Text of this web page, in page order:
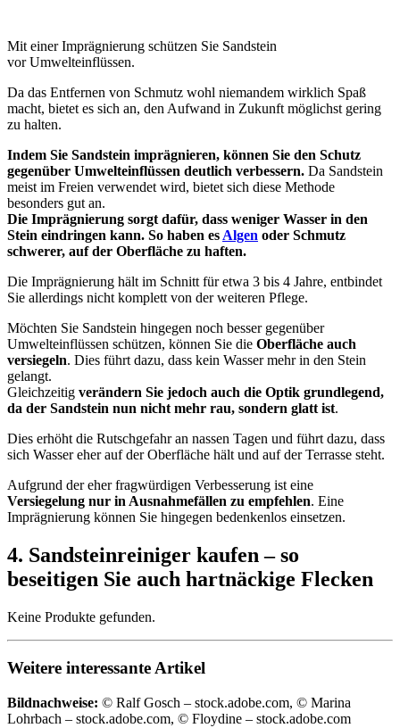
Mit einer Imprägnierung schützen Sie Sandstein
vor Umwelteinflüssen.
Da das Entfernen von Schmutz wohl niemandem wirklich Spaß
macht, bietet es sich an, den Aufwand in Zukunft möglichst gering
zu halten.
Indem Sie Sandstein imprägnieren, können Sie den Schutz
gegenüber Umwelteinflüssen deutlich verbessern. Da Sandstein
meist im Freien verwendet wird, bietet sich diese Methode
besonders gut an.
Die Imprägnierung sorgt dafür, dass weniger Wasser in den
Stein eindringen kann. So haben es Algen oder Schmutz
schwerer, auf der Oberfläche zu haften.
Die Imprägnierung hält im Schnitt für etwa 3 bis 4 Jahre, entbindet
Sie allerdings nicht komplett von der weiteren Pflege.
Möchten Sie Sandstein hingegen noch besser gegenüber
Umwelteinflüssen schützen, können Sie die Oberfläche auch
versiegeln. Dies führt dazu, dass kein Wasser mehr in den Stein
gelangt.
Gleichzeitig verändern Sie jedoch auch die Optik grundlegend,
da der Sandstein nun nicht mehr rau, sondern glatt ist.
Dies erhöht die Rutschgefahr an nassen Tagen und führt dazu, dass
sich Wasser eher auf der Oberfläche hält und auf der Terrasse steht.
Aufgrund der eher fragwürdigen Verbesserung ist eine
Versiegelung nur in Ausnahmefällen zu empfehlen. Eine
Imprägnierung können Sie hingegen bedenkenlos einsetzen.
4. Sandsteinreiniger kaufen – so
beseitigen Sie auch hartnäckige Flecken
Keine Produkte gefunden.
Weitere interessante Artikel
Bildnachweise: © Ralf Gosch – stock.adobe.com, © Marina
Lohrbach – stock.adobe.com, © Floydine – stock.adobe.com